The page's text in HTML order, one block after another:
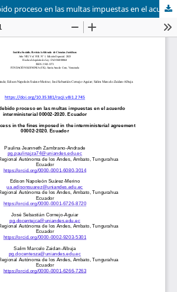
Vulneración al debido proceso en las multas impuestas en el acuerdo interministerial 00002-2020. Ecuador